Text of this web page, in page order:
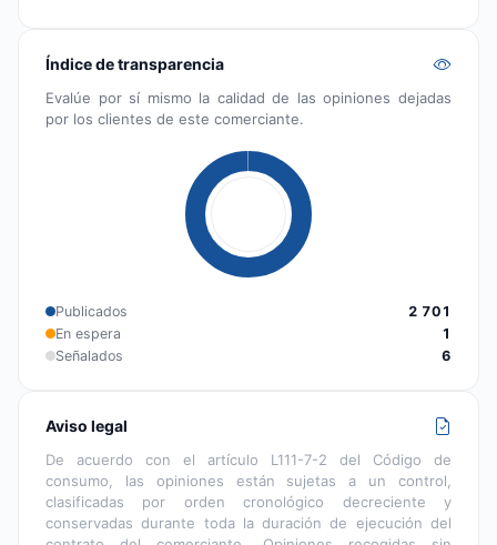
Índice de transparencia
Evalúe por sí mismo la calidad de las opiniones dejadas
por los clientes de este comerciante.
Publicados
2 701
En espera
1
Señalados
6
Aviso legal
De acuerdo con el artículo L111-7-2 del Código de
consumo, las opiniones están sujetas a un control,
clasificadas por orden cronológico decreciente y
conservadas durante toda la duración de ejecución del